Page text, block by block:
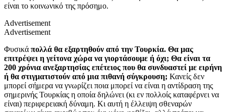
είναι το κοινωνικό της πρόσημο.
Advertisement
Advertisement
Φυσικά πολλά θα εξαρτηθούν από την Τουρκία. Θα μας
επιτρέψει η γείτονα χώρα να γιορτάσουμε ή όχι; Θα είναι τα
200 χρόνια ανεξαρτησίας επέτειος που θα συνδυαστεί με ειρήνη
ή θα στιγματιστούν από μια πιθανή σύγκρουση; Κανείς δεν
μπορεί σήμερα να γνωρίζει ποια μπορεί να είναι η αντίδραση της
σημερινής Τουρκίας η οποία δηλώνει (κι εν πολλοίς καταφέρνει να
είναι) περιφερειακή δύναμη. Κι αυτή η έλλειψη σθεναρών